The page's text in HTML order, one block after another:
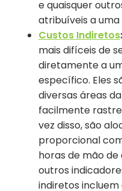
e quaisquer
atribuíveis a
Custos Indiretos:
mais difíceis de
diretamente a
específico. Eles
diversas áreas
facilmente
vez disso, são
proporcional
horas de mão
outros
indiretos incluem